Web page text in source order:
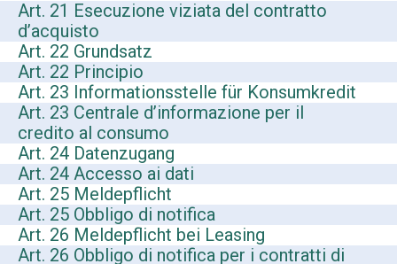
Art. 21 Esecuzione viziata del contratto
d’acquisto
Art. 22 Grundsatz
Art. 22 Principio
Art. 23 Informationsstelle für Konsumkredit
Art. 23 Centrale d’informazione per il
credito al consumo
Art. 24 Datenzugang
Art. 24 Accesso ai dati
Art. 25 Meldepflicht
Art. 25 Obbligo di notifica
Art. 26 Meldepflicht bei Leasing
Art. 26 Obbligo di notifica per i contratti di